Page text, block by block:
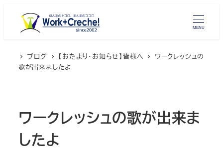
MENU
ブログ 【おたより・お知らせ】皆様へ
ワークレッシュの
歌が出来ましたよ
ワークレッシュの歌が出来ま
したよ